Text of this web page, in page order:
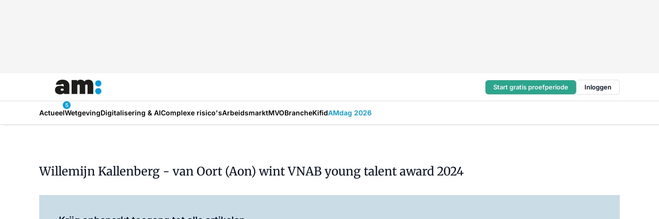
Start gratis proefperiode Inloggen
Actueel
5
WetgevingDigitalisering & AIComplexe risico'sArbeidsmarktMVOBrancheKifidAMdag 2026
Willemijn Kallenberg - van Oort (Aon) wint VNAB young talent award 2024